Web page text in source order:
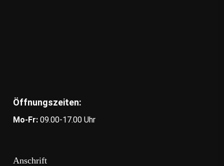
Öffnungszeiten:
Mo-Fr:09.00-17.00 Uhr
Anschrift